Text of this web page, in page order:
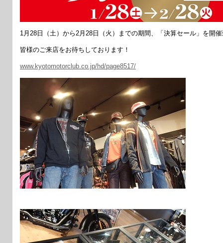
1月28日（土）から2月28日（火）までの期間、「決算セール」を開
皆様のご来店をお待ちしております！
www.kyotomotorclub.co.jp/hd/page8517/